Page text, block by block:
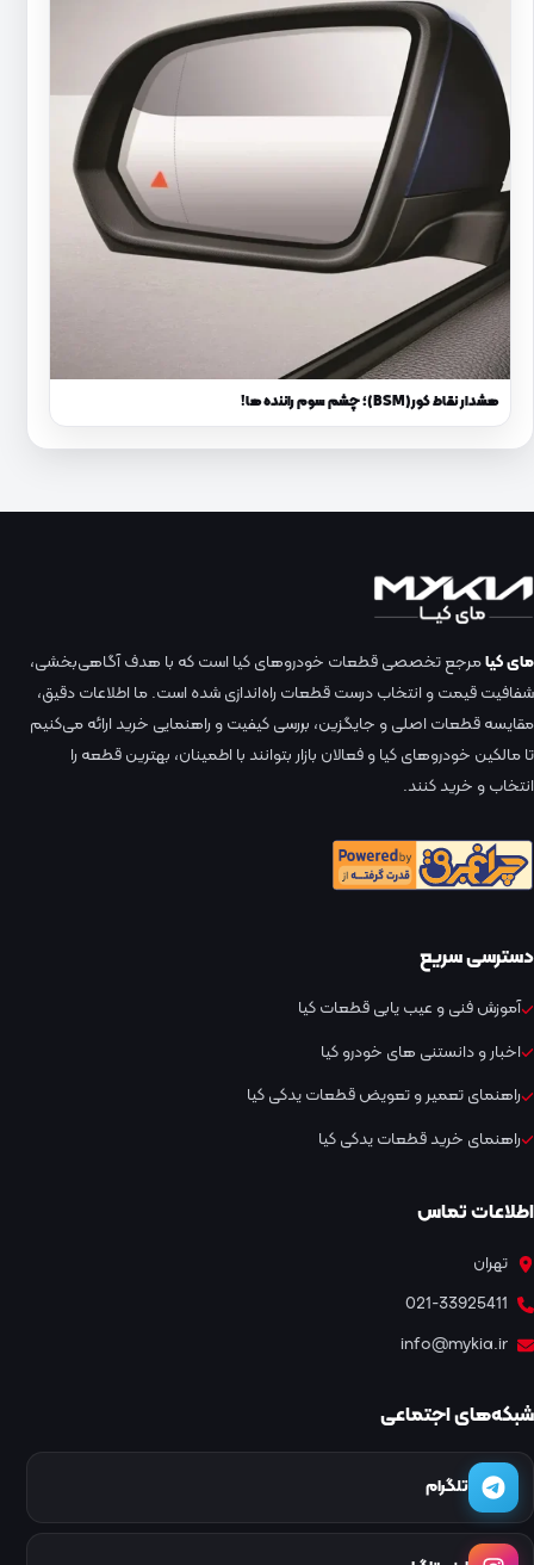
هشدار نقاط کور(BSM)؛ چشم سوم راننده‌ ها!
مای کیامرجع تخصصی قطعات خودروهای کیا است که با هدف آگاهی‌بخشی،
شفافیت قیمت و انتخاب درست قطعات راه‌اندازی شده است. ما اطلاعات دقیق،
مقایسه قطعات اصلی و جایگزین، بررسی کیفیت و راهنمایی خرید ارائه می‌کنیم
تا مالکین خودروهای کیا و فعالان بازار بتوانند با اطمینان، بهترین قطعه را
انتخاب و خرید کنند.
دسترسی سریع
آموزش فنی و عیب یابی قطعات کیا
اخبار و دانستنی های خودرو کیا
راهنمای تعمیر و تعویض قطعات یدکی کیا
راهنمای خرید قطعات یدکی کیا
اطلاعات تماس
تهران
021-33925411
info@mykia.ir
شبکه‌های اجتماعی
تلگرام